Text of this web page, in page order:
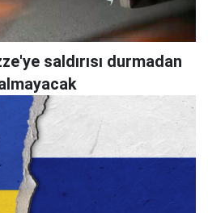
saldırısı durmadan